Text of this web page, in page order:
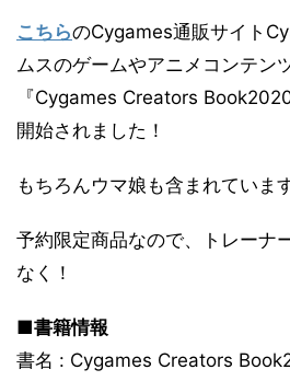
こちらのCygames通販サイト
ムスのゲームやアニメコンテン
『Cygames Creators
開始されました！
もちろんウマ娘も含まれていま
予約限定商品なので、トレーナ
なく！
■書籍情報
書名 : Cygames Creators